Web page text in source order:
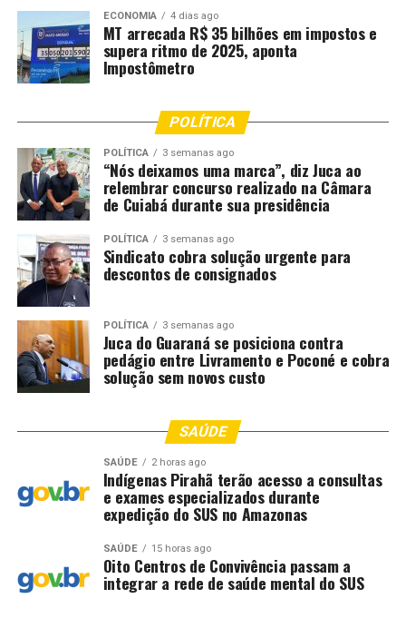
ECONOMIA 4 dias ago
MT arrecada R$ 35 bilhões em impostos e
supera ritmo de 2025, aponta
Impostômetro
POLÍTICA
POLÍTICA 3 semanas ago
“Nós deixamos uma marca”, diz Juca ao
relembrar concurso realizado na Câmara
de Cuiabá durante sua presidência
POLÍTICA 3 semanas ago
Sindicato cobra solução urgente para
descontos de consignados
POLÍTICA 3 semanas ago
Juca do Guaraná se posiciona contra
pedágio entre Livramento e Poconé e cobra
solução sem novos custo
SAÚDE
SAÚDE 2 horas ago
Indígenas Pirahã terão acesso a consultas
e exames especializados durante
expedição do SUS no Amazonas
SAÚDE 15 horas ago
Oito Centros de Convivência passam a
integrar a rede de saúde mental do SUS